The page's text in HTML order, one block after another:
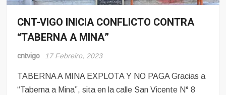
Noticias
CNT-VIGO INICIA CONFLICTO CONTRA
“TABERNA A MINA”
cntvigo 17 Febreiro, 2023
TABERNA A MINA EXPLOTA Y NO PAGA Gracias a
“Taberna a Mina”, sita en la calle San Vicente N° 8